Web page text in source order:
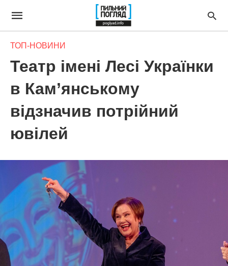
ТОП-НОВИНИ
Театр імені Лесі Українки
в Кам’янському
відзначив потрійний
ювілей